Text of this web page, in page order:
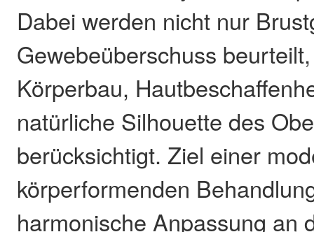
Dabei werden nicht nur
Gewebeüberschuss
Körperbau,
natürliche Silhouette des
berücksichtigt. Ziel einer
körperformenden
harmonische Anpassung an